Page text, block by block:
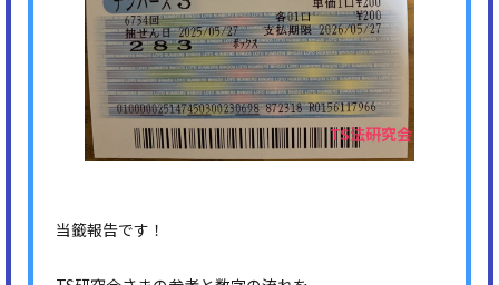
当籤報告です！